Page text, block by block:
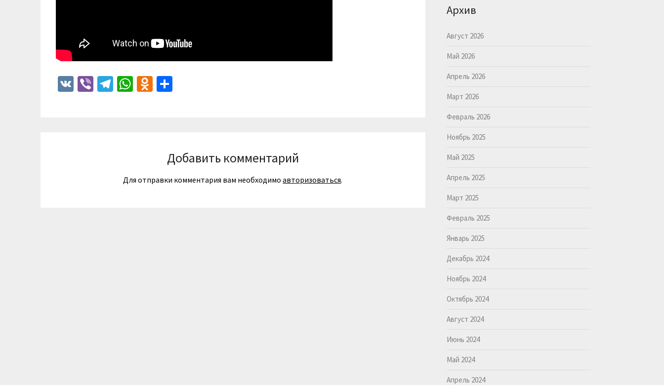
VK ViberTelegram
WhatsApp
Odnoklassniki
Добавить комментарий
Для отправки комментария вам необходимоавторизоваться.
Архив
Август 2026
Май 2026
Апрель 2026
Март 2026
Февраль 2026
Ноябрь 2025
Май 2025
Апрель 2025
Март 2025
Февраль 2025
Январь 2025
Декабрь 2024
Ноябрь 2024
Октябрь 2024
Август 2024
Июнь 2024
Май 2024
Апрель 2024